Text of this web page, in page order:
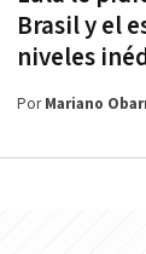
Brasil y el
niveles
PorMariano